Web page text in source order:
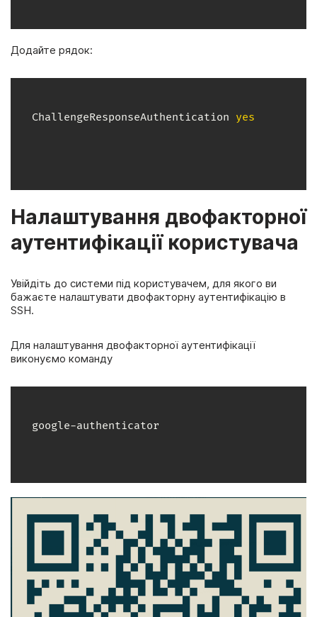
Додайте рядок:
ChallengeResponseAuthentication yes
Налаштування двофакторної
аутентифікації користувача
Увійдіть до системи під користувачем, для якого ви
бажаєте налаштувати двофакторну аутентифікацію в
SSH.
Для налаштування двофакторної аутентифікації
виконуємо команду
google-authenticator